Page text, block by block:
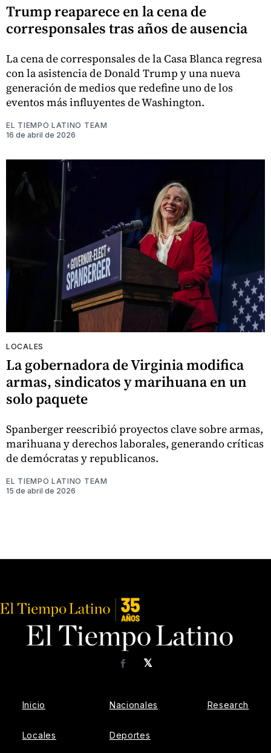
Trump reaparece en la cena de
corresponsales tras años de ausencia
La cena de corresponsales de la Casa Blanca regresa
con la asistencia de Donald Trump y una nueva
generación de medios que redefine uno de los
eventos más influyentes de Washington.
EL TIEMPO LATINO TEAM
16 de abril de 2026
LOCALES
La gobernadora de Virginia modifica
armas, sindicatos y marihuana en un
solo paquete
Spanberger reescribió proyectos clave sobre armas,
marihuana y derechos laborales, generando críticas
de demócratas y republicanos.
EL TIEMPO LATINO TEAM
15 de abril de 2026
𝕏
Facebook
Inicio
Locales
Nacionales
Deportes
Research